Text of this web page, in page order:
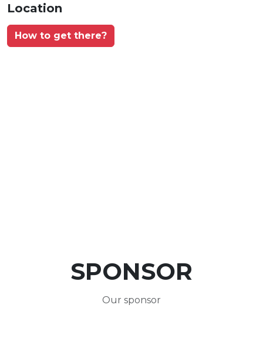
Location
How to get there?
SPONSOR
Our sponsor